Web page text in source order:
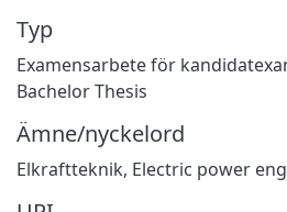
Typ
Examensarbete för
Bachelor Thesis
Ämne/nyckelord
Elkraftteknik, Electric power